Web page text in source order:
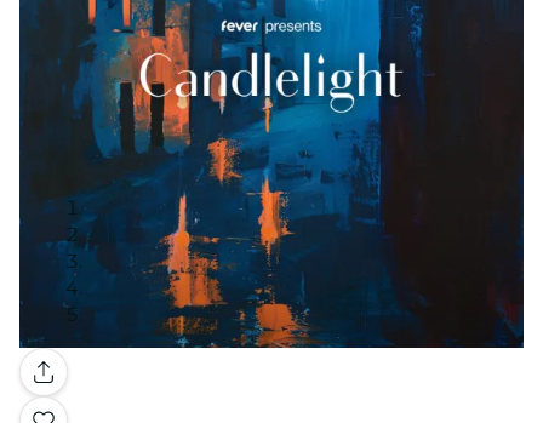
Galerie